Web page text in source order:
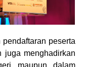
peserta
juga menghadirkan
maupun dalam